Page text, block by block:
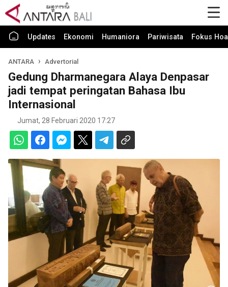
Updates Ekonomi Humaniora Pariwisata Fokus
ANTARA Advertorial
Gedung Dharmanegara Alaya Denpasar
jadi tempat peringatan Bahasa Ibu
Internasional
Jumat, 28 Februari 2020 17:27